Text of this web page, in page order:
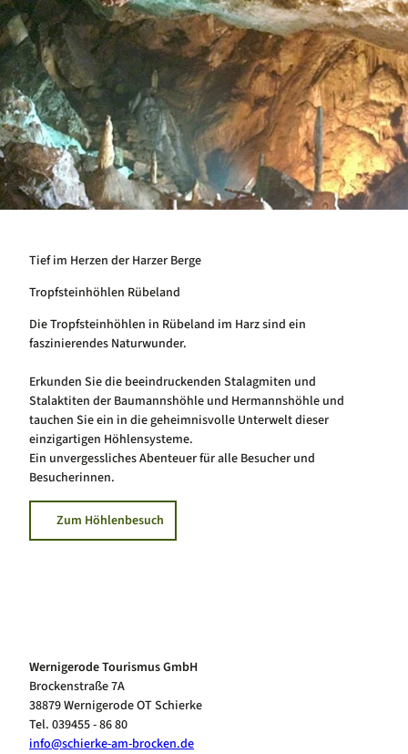
Tief im Herzen der Harzer Berge
Tropfsteinhöhlen Rübeland
Die Tropfsteinhöhlen in Rübeland im Harz sind ein
faszinierendes Naturwunder.
Erkunden Sie die beeindruckenden Stalagmiten und
Stalaktiten der Baumannshöhle und Hermannshöhle und
tauchen Sie ein in die geheimnisvolle Unterwelt dieser
einzigartigen Höhlensysteme.
Ein unvergessliches Abenteuer für alle Besucher und
Besucherinnen.
Zum Höhlenbesuch
Wernigerode Tourismus GmbH
Brockenstraße 7A
38879 Wernigerode OT Schierke
Tel. 039455 - 86 80
info@schierke-am-brocken.de